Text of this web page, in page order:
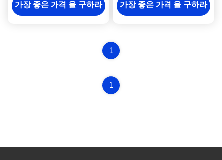
가장 좋은 가격 을 구하라 가장 좋은 가격 을 구하라
1
1